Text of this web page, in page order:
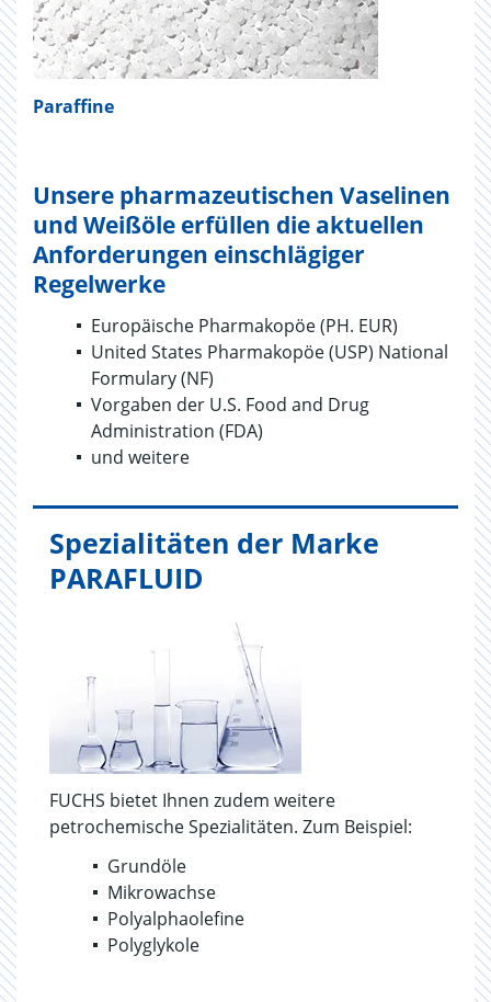
Paraffine
Unsere pharmazeutischen Vaselinen
und Weißöle erfüllen die aktuellen
Anforderungen einschlägiger
Regelwerke
Europäische Pharmakopöe (PH. EUR)
United States Pharmakopöe (USP) National
Formulary (NF)
Vorgaben der U.S. Food and Drug
Administration (FDA)
und weitere
Spezialitäten der Marke
PARAFLUID
FUCHS bietet Ihnen zudem weitere
petrochemische Spezialitäten. Zum Beispiel:
Grundöle
Mikrowachse
Polyalphaolefine
Polyglykole